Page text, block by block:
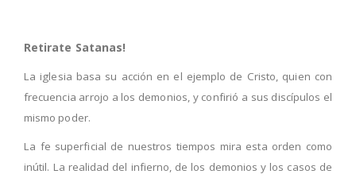
Retirate Satanas!
La iglesia basa su acción en el ejemplo de Cristo, quien con
frecuencia arrojo a los demonios, y confirió a sus discípulos el
mismo poder.
La fe superficial de nuestros tiempos mira esta orden como
inútil. La realidad del infierno, de los demonios y los casos de